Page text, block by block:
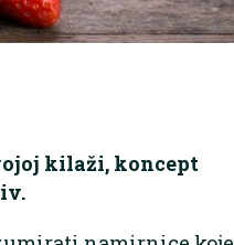
kilaži, koncept